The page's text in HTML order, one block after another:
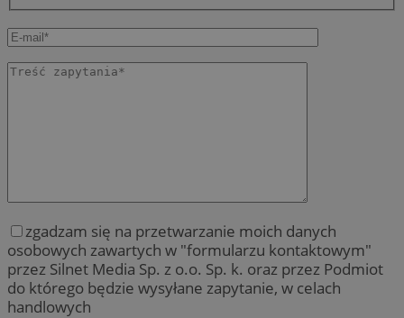
zgadzam się na przetwarzanie moich danych
osobowych zawartych w "formularzu kontaktowym"
przez Silnet Media Sp. z o.o. Sp. k. oraz przez Podmiot
do którego będzie wysyłane zapytanie, w celach
handlowych